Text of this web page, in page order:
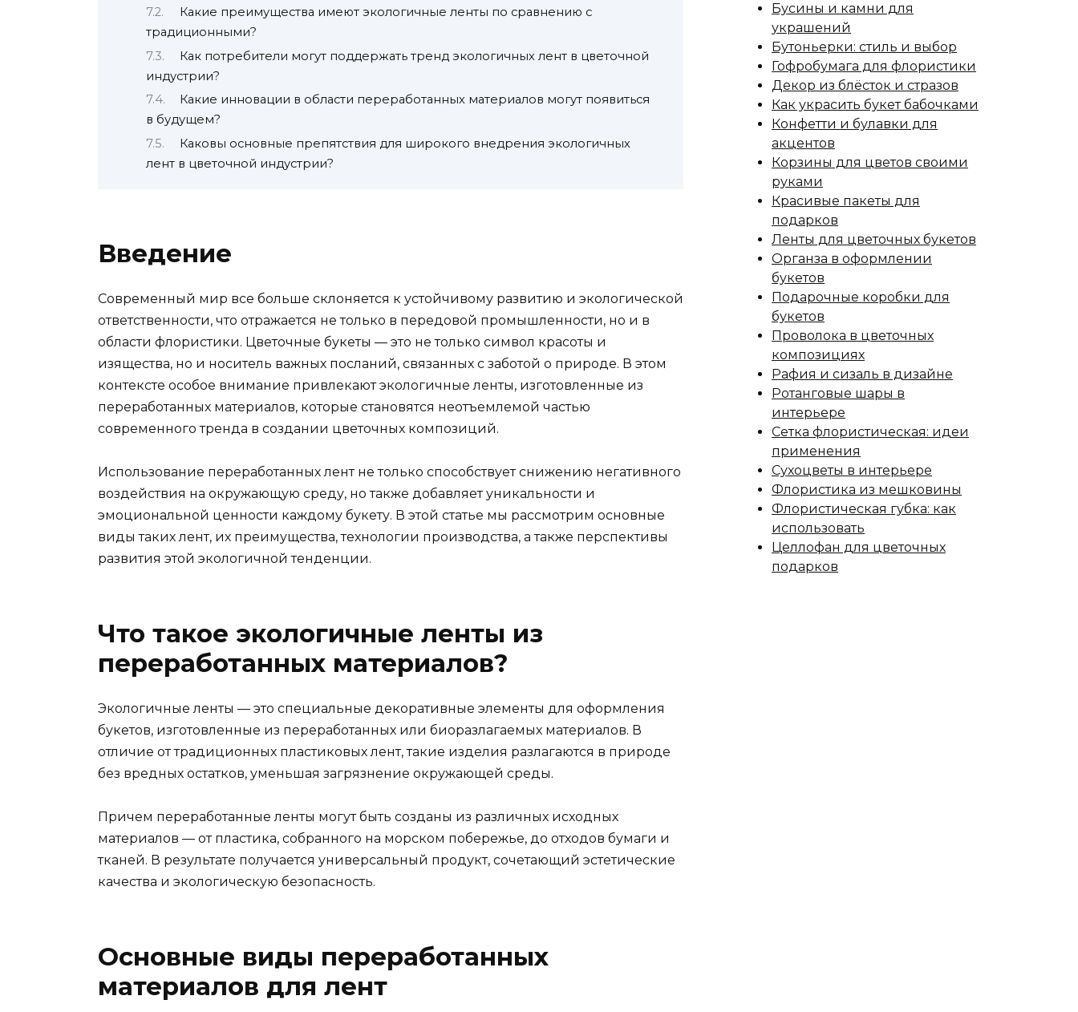
Какие преимущества имеют экологичные ленты по сравнению с
традиционными?
Как потребители могут поддержать тренд экологичных лент в цветочной
индустрии?
Какие инновации в области переработанных материалов могут появиться
в будущем?
Каковы основные препятствия для широкого внедрения экологичных
лент в цветочной индустрии?
Введение
Современный мир все больше склоняется к устойчивому развитию и экологической
ответственности, что отражается не только в передовой промышленности, но и в
области флористики. Цветочные букеты — это не только символ красоты и
изящества, но и носитель важных посланий, связанных с заботой о природе. В этом
контексте особое внимание привлекают экологичные ленты, изготовленные из
переработанных материалов, которые становятся неотъемлемой частью
современного тренда в создании цветочных композиций.
Использование переработанных лент не только способствует снижению негативного
воздействия на окружающую среду, но также добавляет уникальности и
эмоциональной ценности каждому букету. В этой статье мы рассмотрим основные
виды таких лент, их преимущества, технологии производства, а также перспективы
развития этой экологичной тенденции.
Что такое экологичные ленты из
переработанных материалов?
Экологичные ленты — это специальные декоративные элементы для оформления
букетов, изготовленные из переработанных или биоразлагаемых материалов. В
отличие от традиционных пластиковых лент, такие изделия разлагаются в природе
без вредных остатков, уменьшая загрязнение окружающей среды.
Причем переработанные ленты могут быть созданы из различных исходных
материалов — от пластика, собранного на морском побережье, до отходов бумаги и
тканей. В результате получается универсальный продукт, сочетающий эстетические
качества и экологическую безопасность.
Основные виды переработанных
материалов для лент
Бусины и камни для
украшений
Бутоньерки: стиль и выбор
Гофробумага для флористики
Декор из блёсток и стразов
Как украсить букет бабочками
Конфетти и булавки для
акцентов
Корзины для цветов своими
руками
Красивые пакеты для
подарков
Ленты для цветочных букетов
Органза в оформлении
букетов
Подарочные коробки для
букетов
Проволока в цветочных
композициях
Рафия и сизаль в дизайне
Ротанговые шары в
интерьере
Сетка флористическая: идеи
применения
Сухоцветы в интерьере
Флористика из мешковины
Флористическая губка: как
использовать
Целлофан для цветочных
подарков